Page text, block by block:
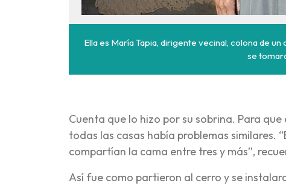
Ella es María Tapia, dirigente vecinal, colona de
se
Cuenta que lo hizo por su sobrina. Para
todas las casas había problemas similares.
compartían la cama entre tres y más”,
Así fue como partieron al cerro y se